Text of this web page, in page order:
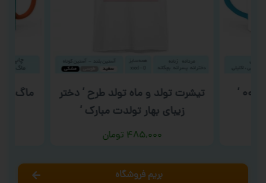
تیشرت تولد و ماه تولد طرح ‘ دختر
زیبای بهار تولدت مبارک ‘
۴۸۵,۰۰۰ تومان
ماگ روز
بریم فروشگاه